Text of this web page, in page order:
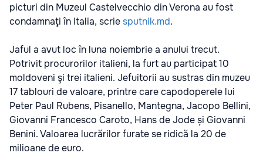
picturi din Muzeul Castelvecchio din Verona au fost
condamnaţi în Italia, scriesputnik.md.
Jaful a avut loc în luna noiembrie a anului trecut.
Potrivit procurorilor italieni, la furt au participat 10
moldoveni şi trei italieni. Jefuitorii au sustras din muzeu
17 tablouri de valoare, printre care capodoperele lui
Peter Paul Rubens, Pisanello, Mantegna, Jacopo Bellini,
Giovanni Francesco Caroto, Hans de Jode și Giovanni
Benini. Valoarea lucrărilor furate se ridică la 20 de
milioane de euro.